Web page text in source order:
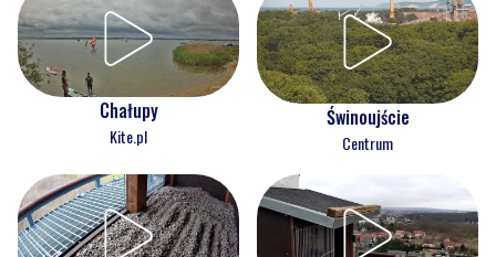
Chałupy
Kite.pl
Świnoujście
Centrum